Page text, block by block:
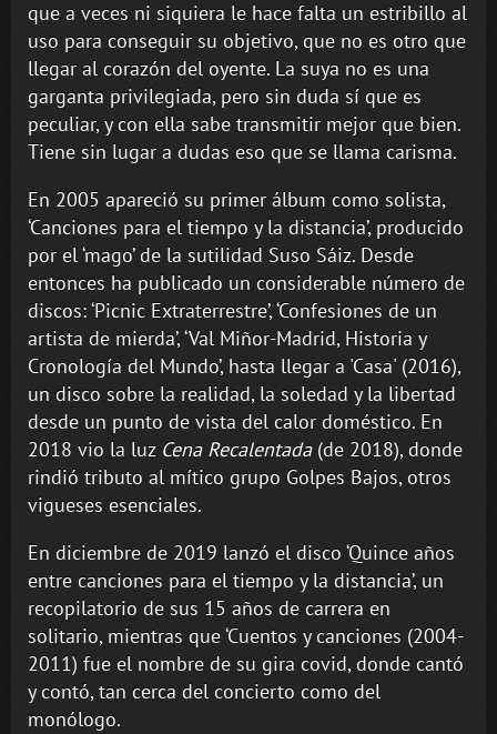
que a veces ni siquiera le hace falta un estribillo al
uso para conseguir su objetivo, que no es otro que
llegar al corazón del oyente. La suya no es una
garganta privilegiada, pero sin duda sí que es
peculiar, y con ella sabe transmitir mejor que bien.
Tiene sin lugar a dudas eso que se llama carisma.
En 2005 apareció su primer álbum como solista,
‘Canciones para el tiempo y la distancia’, producido
por el ‘mago’ de la sutilidad Suso Sáiz. Desde
entonces ha publicado un considerable número de
discos: ‘Picnic Extraterrestre’, ‘Confesiones de un
artista de mierda’, ‘Val Miñor-Madrid, Historia y
Cronología del Mundo’, hasta llegar a 'Casa' (2016),
un disco sobre la realidad, la soledad y la libertad
desde un punto de vista del calor doméstico. En
2018 vio la luz Cena Recalentada(de 2018), donde
rindió tributo al mítico grupo Golpes Bajos, otros
vigueses esenciales.
En diciembre de 2019 lanzó el disco ‘Quince años
entre canciones para el tiempo y la distancia’, un
recopilatorio de sus 15 años de carrera en
solitario, mientras que ‘Cuentos y canciones (2004-
2011) fue el nombre de su gira covid, donde cantó
y contó, tan cerca del concierto como del
monólogo.